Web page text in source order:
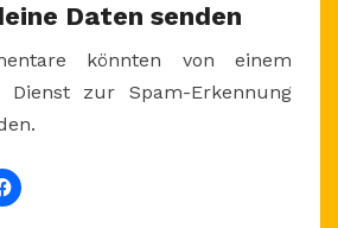
Daten senden
könnten von einem
Dienst zur Spam-Erkennung